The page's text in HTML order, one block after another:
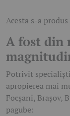
Acesta s-a
A fost din
Potrivit
apropierea mai
Focșani, Brașov,
pagube: